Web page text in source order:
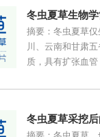
冬虫夏草生物
摘要：冬虫夏草
川、云南和甘肃
质，具有扩张血
冬虫夏草采挖